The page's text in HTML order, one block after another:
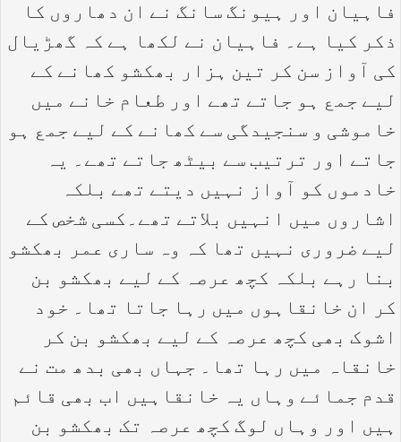
فاہیان اور ہیونگ سانگ نے ان دھاروں کا
ذکر کیا ہے۔ فاہیان نے لکھا ہے کہ گھڑیال
کی آواز سن کر تین ہزار بھکشو کھانے کے
لیے جمع ہو جاتے تھے اور طعام خانے میں
خاموشی و سنجیدگی سے کھانے کے لیے جمع ہو
جاتے اور ترتیب سے بیٹھ جاتے تھے۔ یہ
خادموں کو آواز نہیں دیتے تھے بلکہ
اشاروں میں انہیں بلاتے تھے۔کسی شخص کے
لیے ضروری نہیں تھا کہ وہ ساری عمر بھکشو
بنا رہے بلکہ کچھ عرصہ کے لیے بھکشو بن
کر ان خانقاہوں میں رہا جاتا تھا۔ خود
اشوک بھی کچھ عرصہ کے لیے بھکشو بن کر
خانقاہ میں رہا تھا۔ جہاں بھی بدھ مت نے
قدم جمائے وہاں یہ خانقاہیں اب بھی قائم
ہیں اور وہاں لوگ کچھ عرصہ تک بھکشو بن